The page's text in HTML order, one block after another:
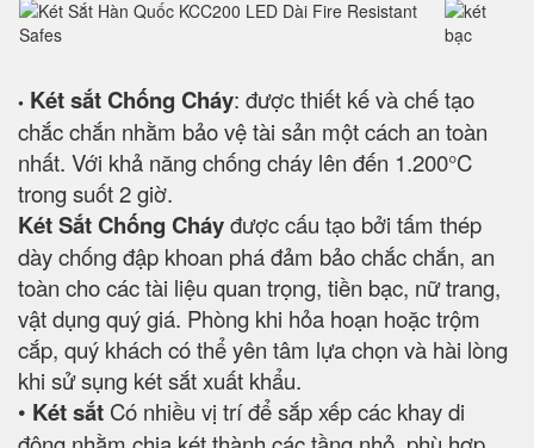
• Két sắt Chống Cháy: được thiết kế và chế tạo
chắc chắn nhằm bảo vệ tài sản một cách an toàn
nhất. Với khả năng chống cháy lên đến 1.200°C
trong suốt 2 giờ.
Két Sắt Chống Cháyđược cấu tạo bởi tấm thép
dày chống đập khoan phá đảm bảo chắc chắn, an
toàn cho các tài liệu quan trọng, tiền bạc, nữ trang,
vật dụng quý giá. Phòng khi hỏa hoạn hoặc trộm
cắp, quý khách có thể yên tâm lựa chọn và hài lòng
khi sử sụng két sắt xuất khẩu.
• Két sắt Có nhiều vị trí để sắp xếp các khay di